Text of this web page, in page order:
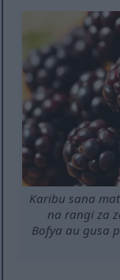
Karibu sana
na rangi za
Bofya au gusa